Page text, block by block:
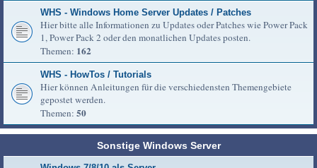
WHS - Windows Home Server Updates / Patches
Hier bitte alle Informationen zu Updates oder Patches wie Power Pack
1, Power Pack 2 oder den monatlichen Updates posten.
Themen: 162
WHS - HowTos / Tutorials
Hier können Anleitungen für die verschiedensten Themengebiete
gepostet werden.
Themen: 50
Sonstige Windows Server